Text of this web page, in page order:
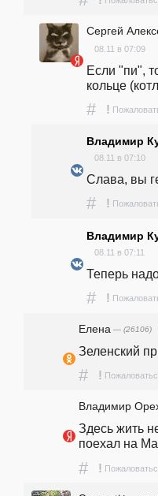
Сергей
08.11 в 07:09
Если "пи",
кольце
# !
Владимир
08.11 в 07:10
Слава, вы
# !
Владимир
08.11 в 07:11
Теперь
# !
Елена — (26106)
Зеленский
# !
Владимир
Здесь жить
поехал на
# !